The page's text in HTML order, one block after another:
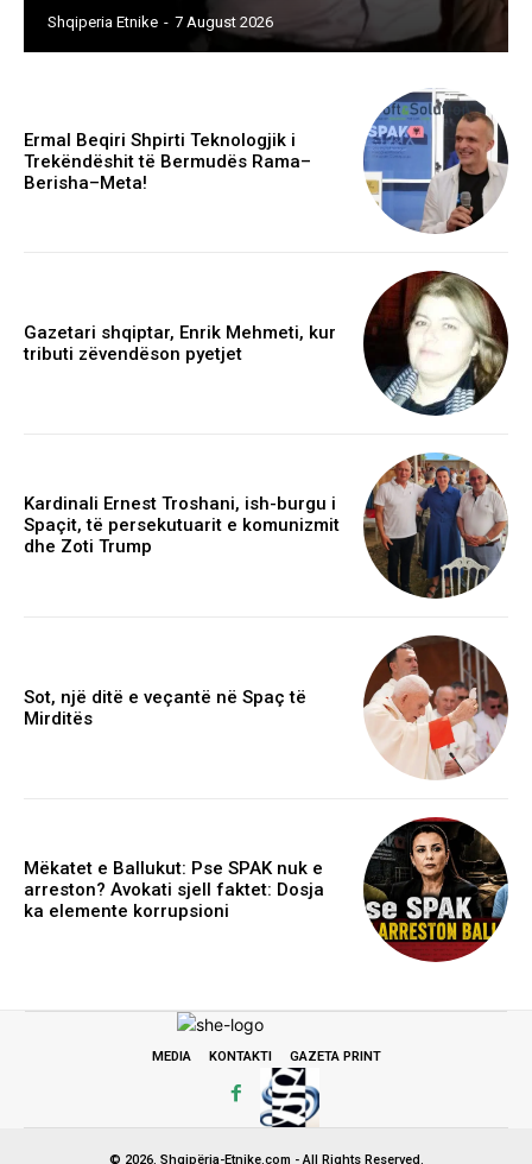
Shqiperia Etnike - 7 August 2026
Ermal Beqiri Shpirti Teknologjik i
Trekëndëshit të Bermudës Rama–
Berisha–Meta!
Gazetari shqiptar, Enrik Mehmeti, kur
tributi zëvendëson pyetjet
Kardinali Ernest Troshani, ish-burgu i
Spaçit, të persekutuarit e komunizmit
dhe Zoti Trump
Sot, një ditë e veçantë në Spaç të
Mirditës
Mëkatet e Ballukut: Pse SPAK nuk e
arreston? Avokati sjell faktet: Dosja
ka elemente korrupsioni
MEDIA KONTAKTI GAZETA PRINT
© 2026. Shqipëria-Etnike.com - All Rights Reserved.